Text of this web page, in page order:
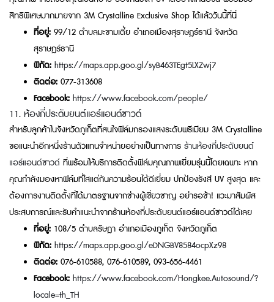
สิทธิพิเศษมากมายจาก 3M Crystalline Exclusive Shop ได้แล้ววันนี้ที่นี่
ที่อยู่: 99/12 ตำบลมะขามเตี้ย อำเภอเมืองสุราษฎร์ธานี จังหวัด
สุราษฎร์ธานี
พิกัด: https://maps.app.goo.gl/syB463TEgt5LXZwj7
ติดต่อ: 077-313608
Facebook: https://www.facebook.com/people/
11. ห้องกี่ประดับยนต์แอร์แอนด์ซาวด์
สำหรับลูกค้าในจังหวัดภูเก็ตที่สนใจฟิล์มกรองแสงระดับพรีเมียม 3M Crystalline
ขอแนะนำอีกหนึ่งร้านตัวแทนจำหน่ายอย่างเป็นทางการ ร้านห้องกี่ประดับยนต์
แอร์แอนด์ซาวด์ ที่พร้อมให้บริการติดตั้งฟิล์มคุณภาพเยี่ยมรุ่นนี้โดยเฉพาะ หาก
คุณกำลังมองหาฟิล์มที่ใสแต่กันความร้อนได้ดีเยี่ยม ปกป้องรังสี UV สูงสุด และ
ต้องการงานติดตั้งที่ได้มาตรฐานจากช่างผู้เชี่ยวชาญ อย่ารอช้า! แวะมาสัมผัส
ประสบการณ์และรับคำแนะนำจากร้านห้องกี่ประดับยนต์แอร์แอนด์ซาวด์ได้เลย
ที่อยู่: 108/5 ตำบลรัษฎา อำเภอเมืองภูเก็ต จังหวัดภูเก็ต
พิกัด: https://maps.app.goo.gl/eDNGBV8584ocpXz98
ติดต่อ: 076-610588, 076-610589, 093-656-4461
Facebook: https://www.facebook.com/Hongkee.Autosound/?
locale=th_TH